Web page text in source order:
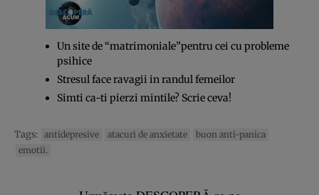
Un site de “matrimoniale”pentru cei cu probleme
psihice
Stresul face ravagii in randul femeilor
Simti ca-ti pierzi mintile? Scrie ceva!
Tags: antidepresive atacuri de anxietate
buon anti-panica
emotii.